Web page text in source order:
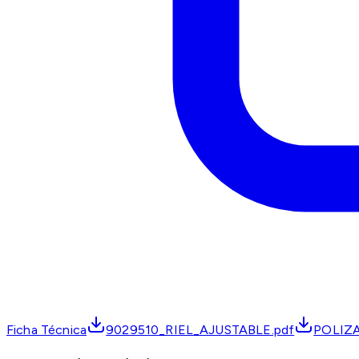
Ficha Técnica 9029510_RIEL_AJUSTABLE.pdf